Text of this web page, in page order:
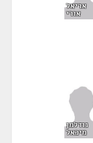
אריאל
אורי
נודלמן
מיכאל